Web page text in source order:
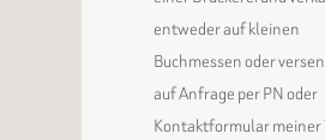
entweder auf kleinen
Buchmessen oder
auf Anfrage per PN oder
Kontaktformular meiner